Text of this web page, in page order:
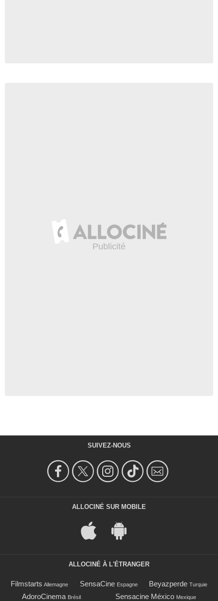
SUIVEZ-NOUS
ALLOCINÉ SUR MOBILE
ALLOCINÉ À L'ÉTRANGER
Filmstarts Allemagne SensaCine Espagne Beyazperde Turquie
AdoroCinema Brésil Sensacine México Mexique